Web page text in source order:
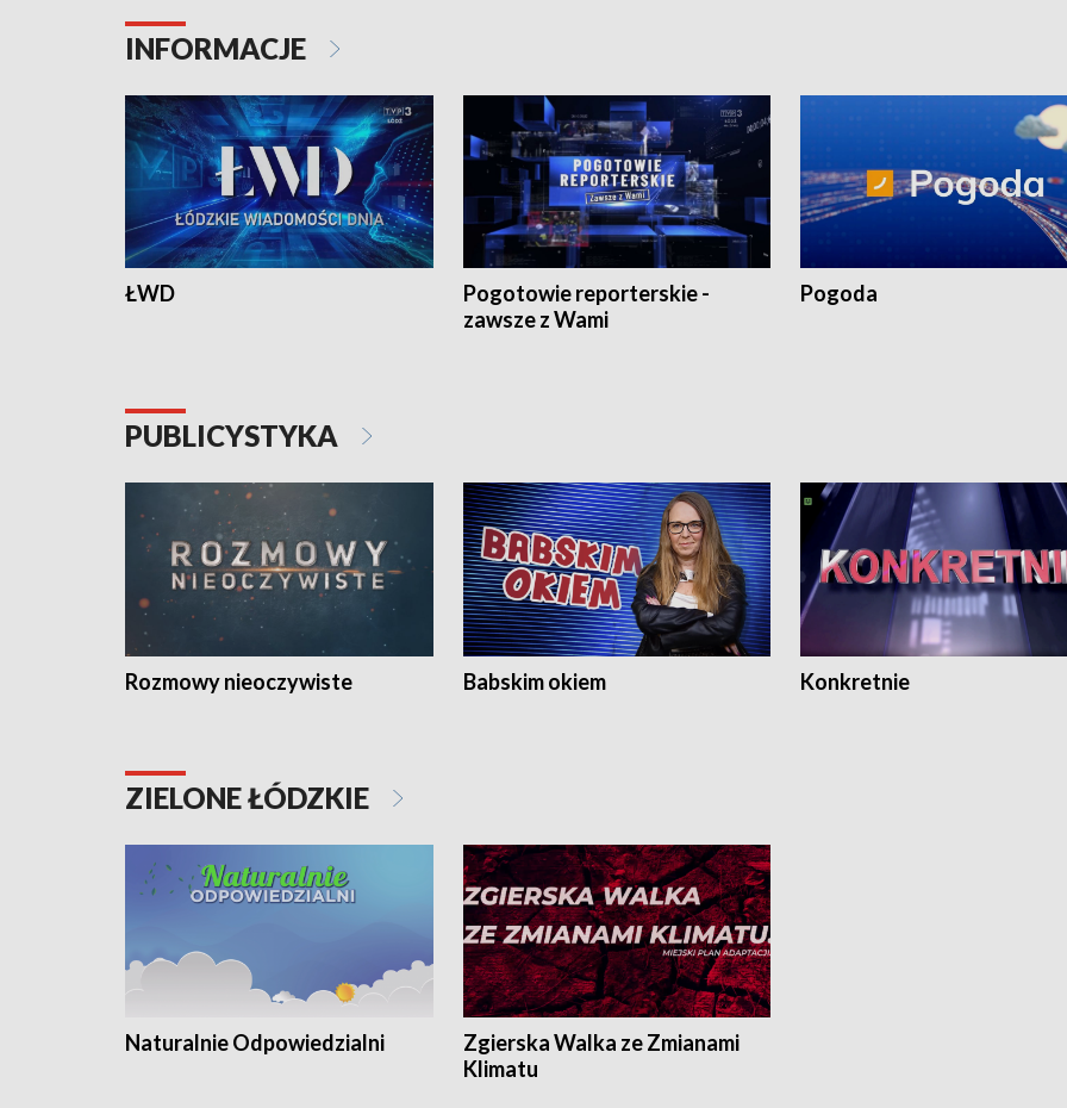
INFORMACJE
ŁWD
Pogotowie reporterskie -
zawsze z Wami
Pogoda
PUBLICYSTYKA
Rozmowy nieoczywiste Babskim okiem Konkretnie
ZIELONE ŁÓDZKIE
Naturalnie Odpowiedzialni
Zgierska Walka ze Zmianami
Klimatu